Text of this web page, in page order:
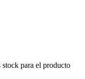
stock para el producto